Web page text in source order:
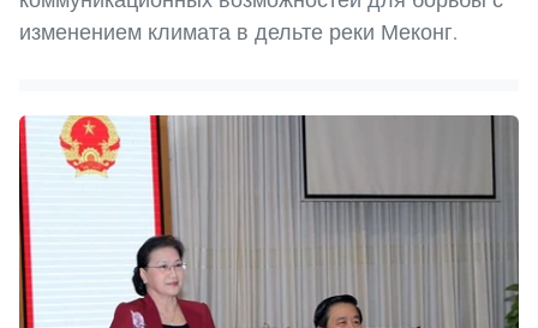
изменением климата в дельте реки Меконг.